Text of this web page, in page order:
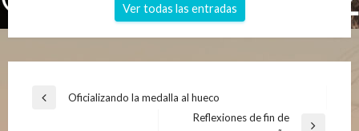
Ver todas las entradas
Navegación
Entrada
Oficializando la medalla al hueco
Reflexiones de fin de